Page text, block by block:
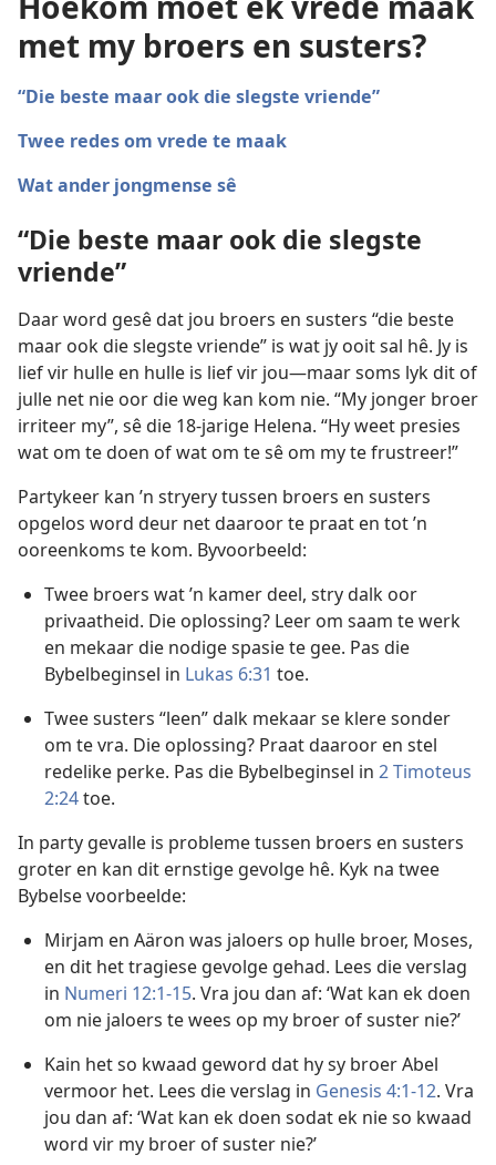
met my broers en susters?
“Die beste maar ook die slegste vriende”
Twee redes om vrede te maak
Wat ander jongmense sê
“Die beste maar ook die slegste
vriende”
Daar word gesê dat jou broers en susters “die beste
maar ook die slegste vriende” is wat jy ooit sal hê. Jy is
lief vir hulle en hulle is lief vir jou—maar soms lyk dit of
julle net nie oor die weg kan kom nie. “My jonger broer
irriteer my”, sê die 18-jarige Helena. “Hy weet presies
wat om te doen of wat om te sê om my te frustreer!”
Partykeer kan ’n stryery tussen broers en susters
opgelos word deur net daaroor te praat en tot ’n
ooreenkoms te kom. Byvoorbeeld:
Twee broers wat ’n kamer deel, stry dalk oor
privaatheid. Die oplossing? Leer om saam te werk
en mekaar die nodige spasie te gee. Pas die
Bybelbeginsel in Lukas 6:31 toe.
Twee susters “leen” dalk mekaar se klere sonder
om te vra. Die oplossing? Praat daaroor en stel
redelike perke. Pas die Bybelbeginsel in 2 Timoteus
2:24toe.
In party gevalle is probleme tussen broers en susters
groter en kan dit ernstige gevolge hê. Kyk na twee
Bybelse voorbeelde:
Mirjam en Aäron was jaloers op hulle broer, Moses,
en dit het tragiese gevolge gehad. Lees die verslag
in Numeri 12:1-15. Vra jou dan af: ‘Wat kan ek doen
om nie jaloers te wees op my broer of suster nie?’
Kain het so kwaad geword dat hy sy broer Abel
vermoor het. Lees die verslag in Genesis 4:1-12. Vra
jou dan af: ‘Wat kan ek doen sodat ek nie so kwaad
word vir my broer of suster nie?’